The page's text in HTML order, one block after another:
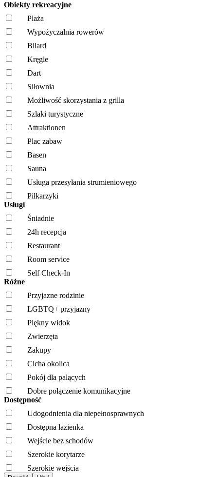
Obiekty rekreacyjne
Plaża
Wypożyczalnia rowerów
Bilard
Kręgle
Dart
Siłownia
Możliwość skorzystania z grilla
Szlaki turystyczne
Attraktionen
Plac zabaw
Basen
Sauna
Usługa przesyłania strumieniowego
Piłkarzyki
Usługi
Śniadnie
24h recepcja
Restaurant
Room service
Self Check-In
Różne
Przyjazne rodzinie
LGBTQ+ przyjazny
Piękny widok
Zwierzęta
Zakupy
Cicha okolica
Pokój dla palących
Dobre połączenie komunikacyjne
Dostępność
Udogodnienia dla niepełnosprawnych
Dostępna łazienka
Wejście bez schodów
Szerokie korytarze
Szerokie wejścia